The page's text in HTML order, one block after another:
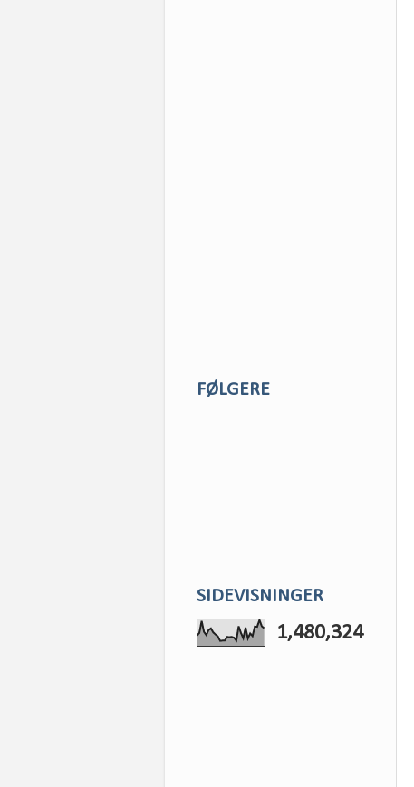
FØLGERE
SIDEVISNINGER
1,480,324